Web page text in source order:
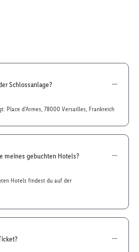
Schlossanlage?
Place d'Armes, 78000 Versailles, Frankreich
meines gebuchten Hotels?
Hotels findest du auf der